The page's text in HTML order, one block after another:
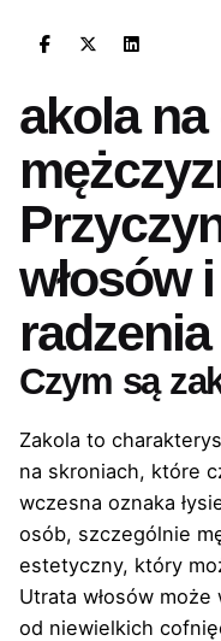
akola na
włosów
Czym są
Zakola to
na skroniach, które
wczesna oznaka
osób, szczególnie
estetyczny, który
Utrata włosów
od niewielkich